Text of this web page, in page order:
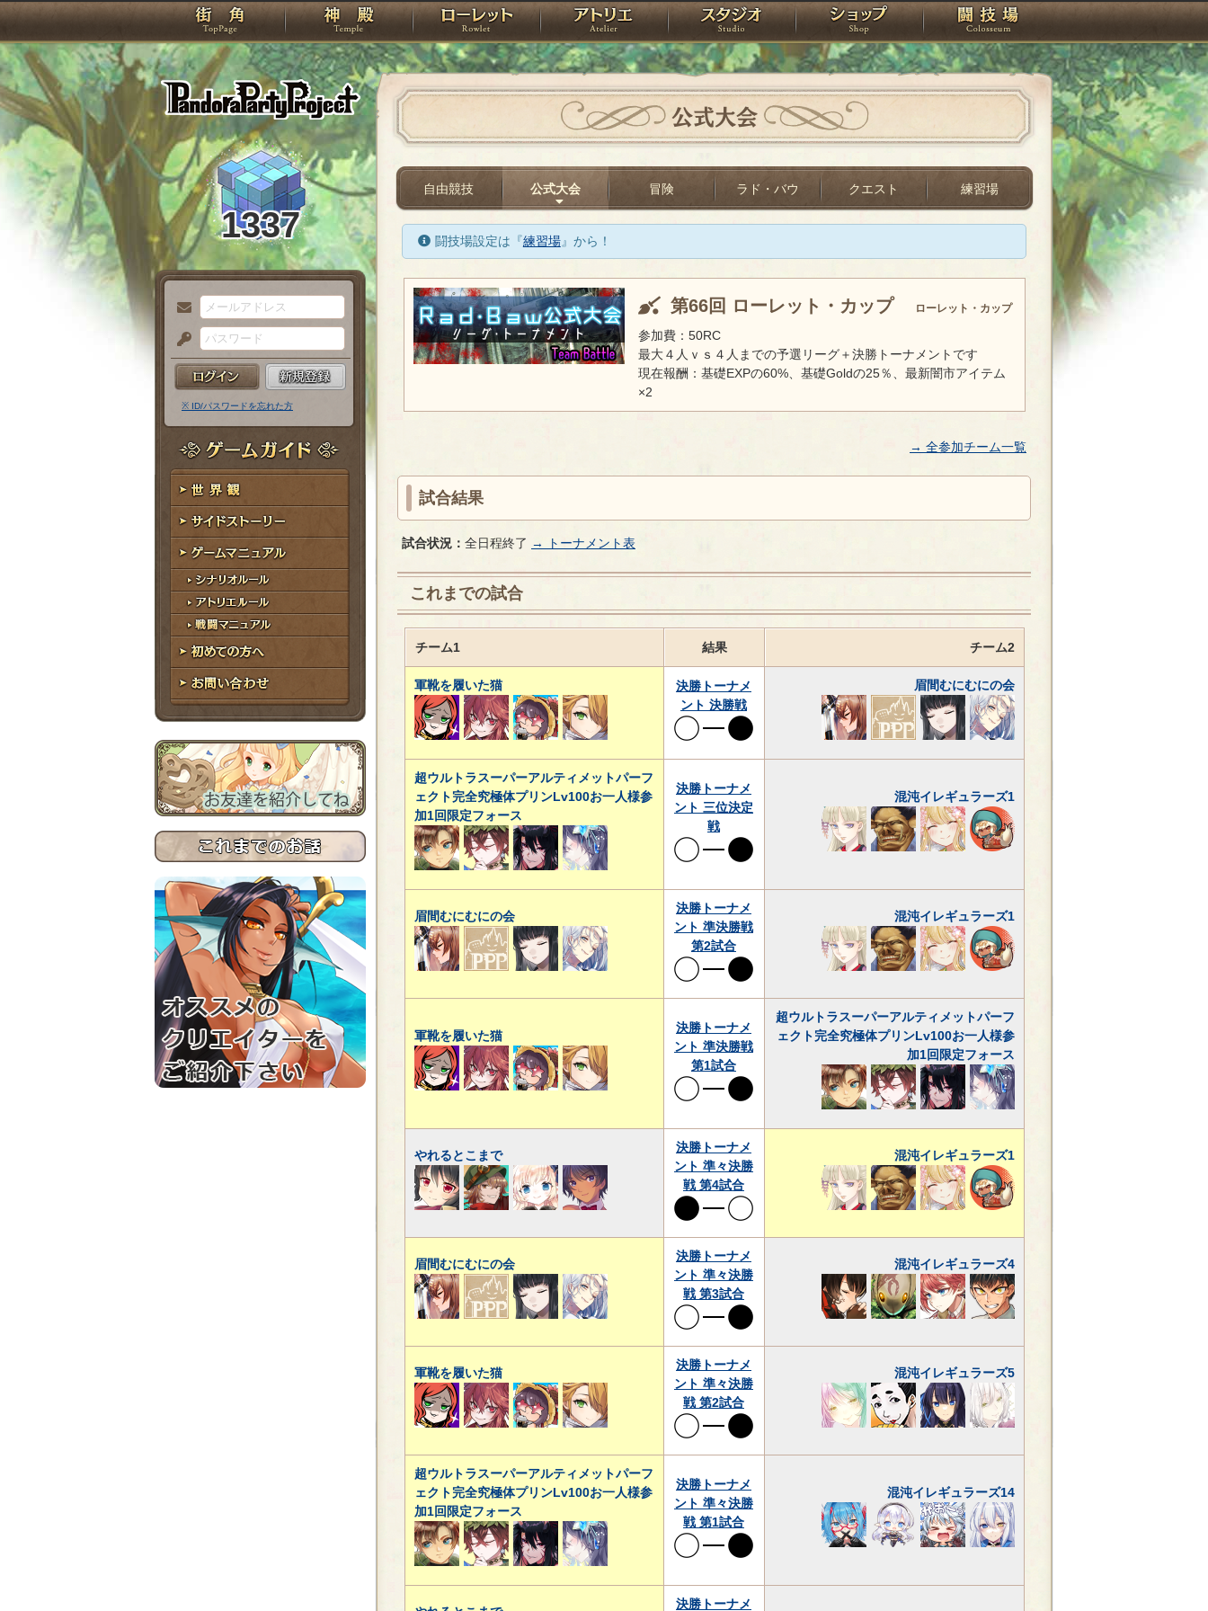
PandoraPartyProject
TOP 神殿 ローレット アトリエ スタジオ ショップ 闘技場
1337
メ
ー
ル
ア
ド
レ
ス
パ
ス
ー
ド
※ ID/パスワードを忘れた方
ゲームガイド
世界観
サイドストーリー
ゲームマニュアル
シナリオルール
アトリエルール
戦闘マニュアル
初めての方へ
お問い合わせ
公式大会
自由競技 公式大会 冒険 ラド・バウ クエスト 練習場
闘技場設定は『練習場』から！
第66回 ローレット・カップ ローレット・カップ
参加費：50RC
最大４人ｖｓ４人までの予選リーグ＋決勝トーナメントです
現在報酬：基礎EXPの60%、基礎Goldの25％、最新闇市アイテム
×2
→ 全参加チーム一覧
試合結果
試合状況： 全日程終了 → トーナメント表
これまでの試合
チーム1 結果 チーム2
軍靴を履いた猫
決勝トーナメ
ント 決勝戦
眉間むにむにの会
超ウルトラスーパーアルティメットパーフ
ェクト完全究極体プリンLv100お一人様参
加1回限定フォース
決勝トーナメ
ント 三位決定
戦
混沌イレギュラーズ1
眉間むにむにの会
決勝トーナメ
ント 準決勝戦
第2試合
混沌イレギュラーズ1
軍靴を履いた猫
決勝トーナメ
ント 準決勝戦
第1試合
超ウルトラスーパーアルティメットパーフ
ェクト完全究極体プリンLv100お一人様参
加1回限定フォース
やれるとこまで
決勝トーナメ
ント 準々決勝
戦 第4試合
混沌イレギュラーズ1
眉間むにむにの会
決勝トーナメ
ント 準々決勝
戦 第3試合
混沌イレギュラーズ4
軍靴を履いた猫
決勝トーナメ
ント 準々決勝
戦 第2試合
混沌イレギュラーズ5
超ウルトラスーパーアルティメットパーフ
ェクト完全究極体プリンLv100お一人様参
加1回限定フォース
決勝トーナメ
ント 準々決勝
戦 第1試合
混沌イレギュラーズ14
決勝トーナメ